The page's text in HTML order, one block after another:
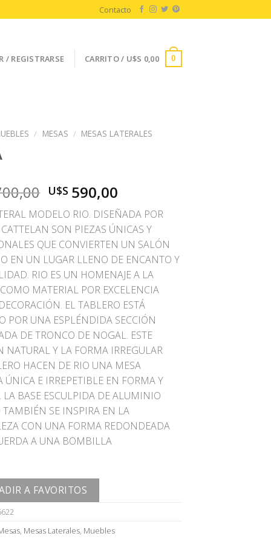
Contacto
/ REGISTRARSE CARRITO / U$S 0,00 0
/ MESAS / MESAS LATERALES
El
precio
original
era:
U$S
1.700,00.
U$S 590,00
precio
actual
es:
U$S
590,00.
MODELO RIO. DISEÑADA POR
SON PIEZAS ÚNICAS Y
QUE CONVIERTEN UN SALÓN
EN UN LUGAR LLENO DE ENCANTO Y
RIO ES UN HOMENAJE A LA
MATERIAL POR EXCELENCIA
EL TABLERO ESTÁ
POR UNA ESPLÉNDIDA SECCIÓN
DE TRONCO DE NOGAL. ESTE
NATURAL Y LA FORMA IRREGULAR
HACEN DE RIO UNA MESA
ÚNICA E IRREPETIBLE EN FORMA Y
BASE ESCULPIDA DE ALUMINIO
SE INSPIRA EN LA
CON UNA FORMA REDONDEADA
A UNA BOMBILLA
A FAVORITOS
, Mesas Laterales, Muebles